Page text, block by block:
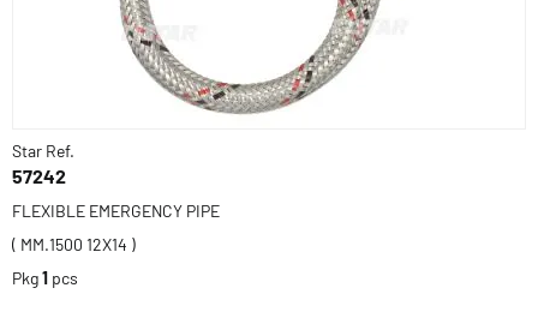
Star Ref.
57242
FLEXIBLE EMERGENCY PIPE
( MM.1500 12X14 )
Pkg1 pcs